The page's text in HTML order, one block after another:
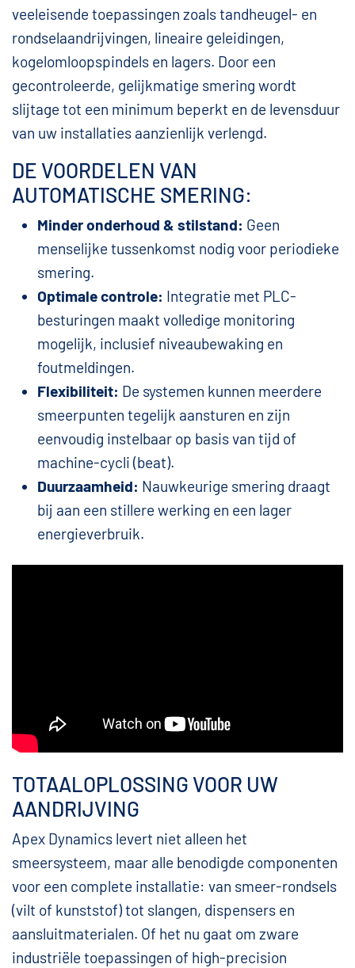
veeleisende toepassingen zoals tandheugel- en
rondselaandrijvingen, lineaire geleidingen,
kogelomloopspindels en lagers. Door een
gecontroleerde, gelijkmatige smering wordt
slijtage tot een minimum beperkt en de levensduur
van uw installaties aanzienlijk verlengd.
DE VOORDELEN VAN
AUTOMATISCHE SMERING:
Minder onderhoud & stilstand: Geen
menselijke tussenkomst nodig voor periodieke
smering.
Optimale controle: Integratie met PLC-
besturingen maakt volledige monitoring
mogelijk, inclusief niveaubewaking en
foutmeldingen.
Flexibiliteit: De systemen kunnen meerdere
smeerpunten tegelijk aansturen en zijn
eenvoudig instelbaar op basis van tijd of
machine-cycli (beat).
Duurzaamheid: Nauwkeurige smering draagt
bij aan een stillere werking en een lager
energieverbruik.
TOTAALOPLOSSING VOOR UW
AANDRIJVING
Apex Dynamics levert niet alleen het
smeersysteem, maar alle benodigde componenten
voor een complete installatie: van smeer-rondsels
(vilt of kunststof) tot slangen, dispensers en
aansluitmaterialen. Of het nu gaat om zware
industriële toepassingen of high-precision